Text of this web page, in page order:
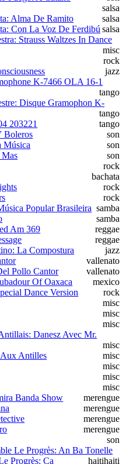
salsa
Alma De Ramito
salsa
Con La Voz De Ferdibú salsa
Strauss Waltzes In Dance
misc
rock
jazz
K-7466 OLA 16-1
tango
Disque Gramophon K-
tango
203221
tango
Boleros
son
Música
son
son
rock
bachata
rock
rock
Popular Brasileira samba
samba
Am 369
reggae
reggae
La Compostura
jazz
vallenato
Pollo Cantor
vallenato
Of Oaxaca
mexico
Dance Version
rock
misc
misc
misc
Danesz Avec Mr.
misc
Antilles
misc
misc
misc
misc
Banda Show
merengue
merengue
merengue
merengue
son
Le Progrès: An Ba Tonelle
haiti
Progrès: Ca haiti